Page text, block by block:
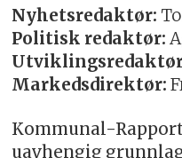
Nyhetsredaktør:
Politisk redaktør:
Markedsdirektør:
Kommunal-
uavhengig